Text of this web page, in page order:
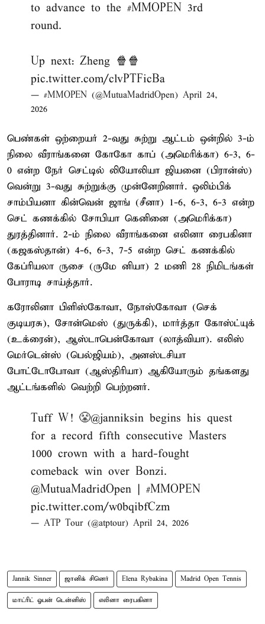
to advance to the #MMOPEN 3rd
round.
Up next: Zheng 🍿🍿
pic.twitter.com/clvPTFicBa
— #MMOPEN (@MutuaMadridOpen) April 24,
2026
பெண்கள் ஒற்றையர் 2-வது சுற்று ஆட்டம் ஒன்றில் 3-ம்
நிலை வீராங்கனை கோகோ காப் (அமெரிக்கா) 6-3, 6-
0 என்ற நேர் செட்டில் லியோலியா ஜியனை (பிரான்ஸ்)
வென்று 3-வது சுற்றுக்கு முன்னேறினார். ஒலிம்பிக்
சாம்பியனா கின்வென் ஜாங் (சீனா) 1-6, 6-3, 6-3 என்ற
செட் கணக்கில் சோபியா கெனினை (அமெரிக்கா)
துரத்தினார். 2-ம் நிலை வீராங்கனை எலினா ரைபகினா
(கஜகஸ்தான்) 4-6, 6-3, 7-5 என்ற செட் கணக்கில்
கேப்ரியலா ருசை (ருமே னியா) 2 மணி 28 நிமிடங்கள்
போராடி சாய்த்தார்.
கரோலினா பிளிஸ்கோவா, நோஸ்கோவா (செக்
குடியரசு), சோன்மெஸ் (துருக்கி), மார்த்தா கோஸ்ட்யுக்
(உக்ரைன்), ஆஸ்டாபென்கோவா (லாத்வியா). எலிஸ்
மெர்டென்ஸ் (பெல்ஜியம்), அனஸ்டசியா
போட்டோபோவா (ஆஸ்திரியா) ஆகியோரும் தங்களது
ஆட்டங்களில் வெற்றி பெற்றனர்.
Tuff W! 😤@janniksin begins his quest
for a record fifth consecutive Masters
1000 crown with a hard-fought
comeback win over Bonzi.
@MutuaMadridOpen | #MMOPEN
pic.twitter.com/w0bqibfCzm
— ATP Tour (@atptour) April 24, 2026
Jannik Sinner ஜானிக் சினெர் Elena Rybakina Madrid Open Tennis
மாட்ரிட் ஓபன் டென்னிஸ் எலினா ரைபகினா